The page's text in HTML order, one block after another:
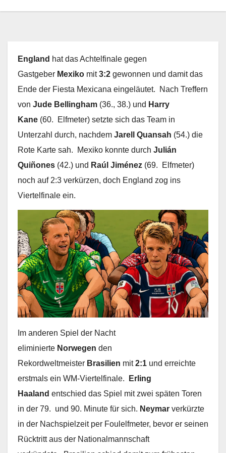
England hat das Achtelfinale gegen
Gastgeber Mexiko mit3:2 gewonnen und damit das
Ende der Fiesta Mexicana eingeläutet. Nach Treffern
von Jude Bellingham (36., 38.) und Harry
Kane (60. Elfmeter) setzte sich das Team in
Unterzahl durch, nachdem Jarell Quansah (54.) die
Rote Karte sah. Mexiko konnte durch Julián
Quiñones (42.) und Raúl Jiménez (69. Elfmeter)
noch auf 2:3 verkürzen, doch England zog ins
Viertelfinale ein.
Im anderen Spiel der Nacht
eliminierte Norwegen den
Rekordweltmeister Brasilien mit2:1 und erreichte
erstmals ein WM-Viertelfinale.
Erling
Haaland entschied das Spiel mit zwei späten Toren
in der 79. und 90. Minute für sich. Neymar verkürzte
in der Nachspielzeit per Foulelfmeter, bevor er seinen
Rücktritt aus der Nationalmannschaft